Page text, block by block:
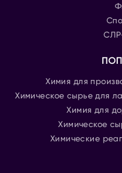
Химия для
Химическое сырье для
Химия для
Химическое
Химические